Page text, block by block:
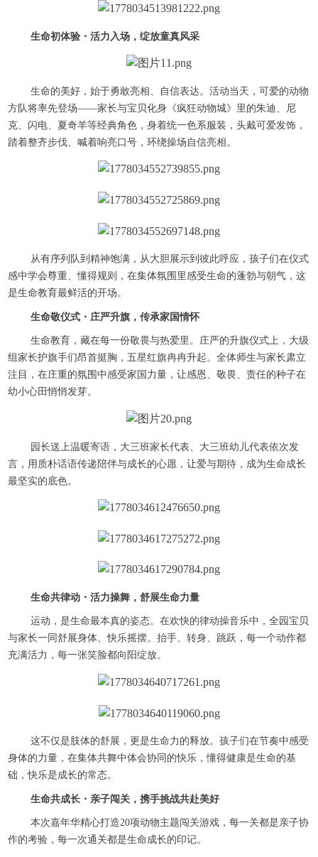
生命初体验・活力入场，绽放童真风采
生命的美好，始于勇敢亮相、自信表达。活动当天，可爱的动物
方队将率先登场——家长与宝贝化身《疯狂动物城》里的朱迪、尼
克、闪电、夏奇羊等经典角色，身着统一色系服装，头戴可爱发饰，
踏着整齐步伐、喊着响亮口号，环绕操场自信亮相。
从有序列队到精神饱满，从大胆展示到彼此呼应，孩子们在仪式
感中学会尊重、懂得规则，在集体氛围里感受生命的蓬勃与朝气，这
是生命教育最鲜活的开场。
生命敬仪式・庄严升旗，传承家国情怀
生命教育，藏在每一份敬畏与热爱里。庄严的升旗仪式上，大级
组家长护旗手们昂首挺胸，五星红旗冉冉升起。全体师生与家长肃立
注目，在庄重的氛围中感受家国力量，让感恩、敬畏、责任的种子在
幼小心田悄悄发芽。
园长送上温暖寄语，大三班家长代表、大三班幼儿代表依次发
言，用质朴话语传递陪伴与成长的心愿，让爱与期待，成为生命成长
最坚实的底色。
生命共律动・活力操舞，舒展生命力量
运动，是生命最本真的姿态。在欢快的律动操音乐中，全园宝贝
与家长一同舒展身体、快乐摇摆。抬手、转身、跳跃，每一个动作都
充满活力，每一张笑脸都向阳绽放。
这不仅是肢体的舒展，更是生命力的释放。孩子们在节奏中感受
身体的力量，在集体共舞中体会协同的快乐，懂得健康是生命的基
础，快乐是成长的常态。
生命共成长・亲子闯关，携手挑战共赴美好
本次嘉年华精心打造20项动物主题闯关游戏，每一关都是亲子协
作的考验，每一次通关都是生命成长的印记。